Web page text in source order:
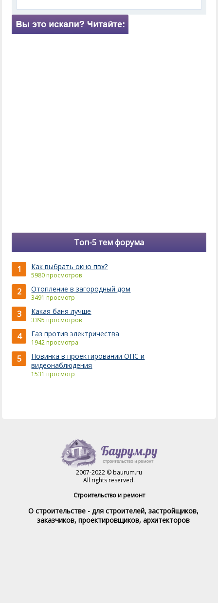
Топ-5 тем форума
1 Как выбрать окно пвх?
5980 просмотров
2 Отопление в загородный дом
3491 просмотр
3 Какая баня лучше
3395 просмотров
4 Газ против электричества
1942 просмотра
5
Новинка в проектировании ОПС и
видеонаблюдения
1531 просмотр
2007-2022 © baurum.ru
All rights reserved.
Строительство и ремонт
О строительстве - для строителей, застройщиков,
заказчиков, проектировщиков, архитекторов